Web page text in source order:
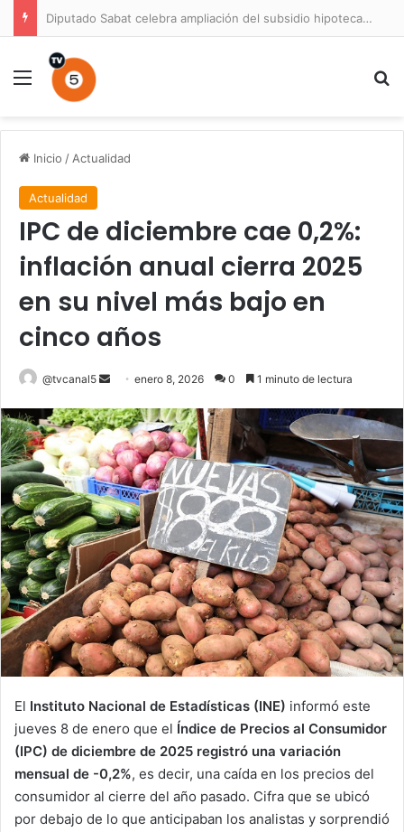
Diputado Sabat celebra ampliación del subsidio hipotecario con viviendas de hasta 6.000 UF
Menú
Inicio / Actualidad
Actualidad
IPC de diciembre cae 0,2%:
inflación anual cierra 2025
en su nivel más bajo en
cinco años
@tvcanal5
Send
email
enero 8, 2026 0 1 minuto de lectura
El Instituto Nacional de Estadísticas (INE) informó este
jueves 8 de enero que el Índice de Precios al Consumidor
(IPC) de diciembre de 2025 registró una variación
mensual de -0,2%, es decir, una caída en los precios del
consumidor al cierre del año pasado. Cifra que se ubicó
por debajo de lo que anticipaban los analistas y sorprendió